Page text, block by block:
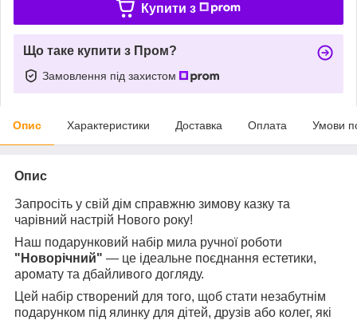
Купити з
Що таке купити з Пром?
Замовлення під захистом
Опис Характеристики Доставка Оплата Умови
Опис
Запросіть у свій дім справжню зимову казку та
чарівний настрій Нового року!
Наш подарунковий набір мила ручної роботи
"Новорічний" — це ідеальне поєднання естетики,
аромату та дбайливого догляду.
Цей набір створений для того, щоб стати незабутнім
подарунком під ялинку для дітей, друзів або колег, які